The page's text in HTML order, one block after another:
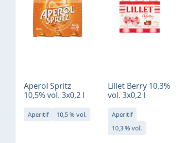
Aperol Spritz
10,5% vol. 3x0,2 l
Aperitif 10,5 % vol.
Lillet Berry 10,3%
vol. 3x0,2 l
Aperitif
10,3 % vol.